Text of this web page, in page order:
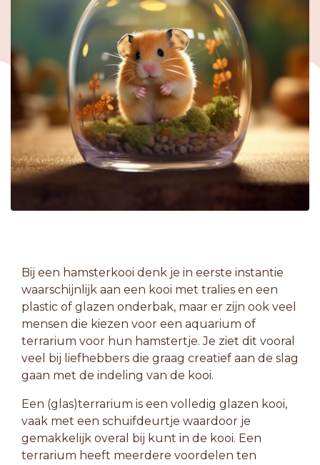
Bij een hamsterkooi denk je in eerste instantie
waarschijnlijk aan een kooi met tralies en een
plastic of glazen onderbak, maar er zijn ook veel
mensen die kiezen voor een aquarium of
terrarium voor hun hamstertje. Je ziet dit vooral
veel bij liefhebbers die graag creatief aan de slag
gaan met de indeling van de kooi.
Een (glas)terrarium is een volledig glazen kooi,
vaak met een schuifdeurtje waardoor je
gemakkelijk overal bij kunt in de kooi. Een
terrarium heeft meerdere voordelen ten